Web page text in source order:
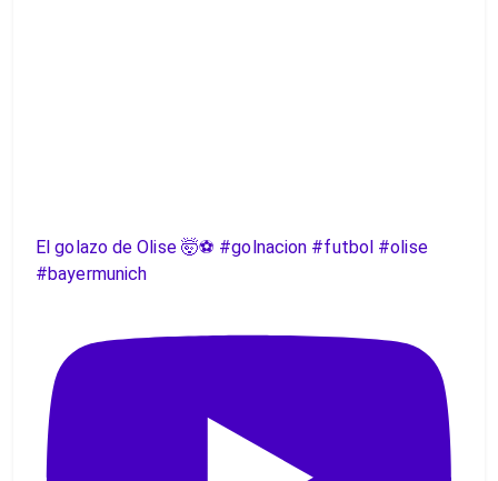
El golazo de Olise 🤯⚽️ #golnacion #futbol #olise
#bayermunich